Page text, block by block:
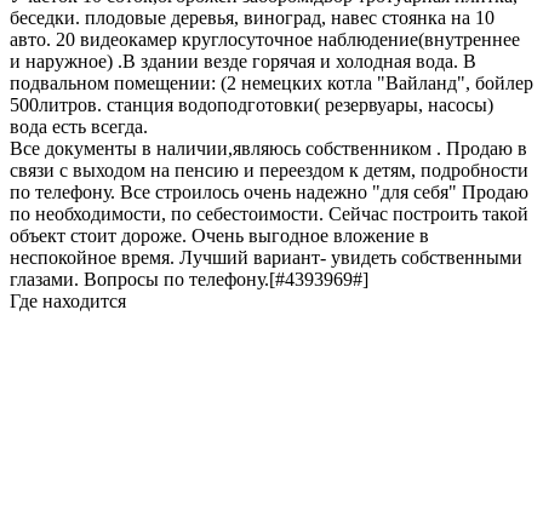
беседки. плодовые деревья, виноград, навес стоянка на 10
авто. 20 видеокамер круглосуточное наблюдение(внутреннее
и наружное) .В здании везде горячая и холодная вода. В
подвальном помещении: (2 немецких котла "Вайланд", бойлер
500литров. станция водоподготовки( резервуары, насосы)
вода есть всегда.
Все документы в наличии,являюсь собственником . Продаю в
связи с выходом на пенсию и переездом к детям, подробности
по телефону. Все строилось очень надежно "для себя" Продаю
по необходимости, по себестоимости. Сейчас построить такой
объект стоит дороже. Очень выгодное вложение в
неспокойное время. Лучший вариант- увидеть собственными
глазами. Вопросы по телефону.[#4393969#]
Где находится